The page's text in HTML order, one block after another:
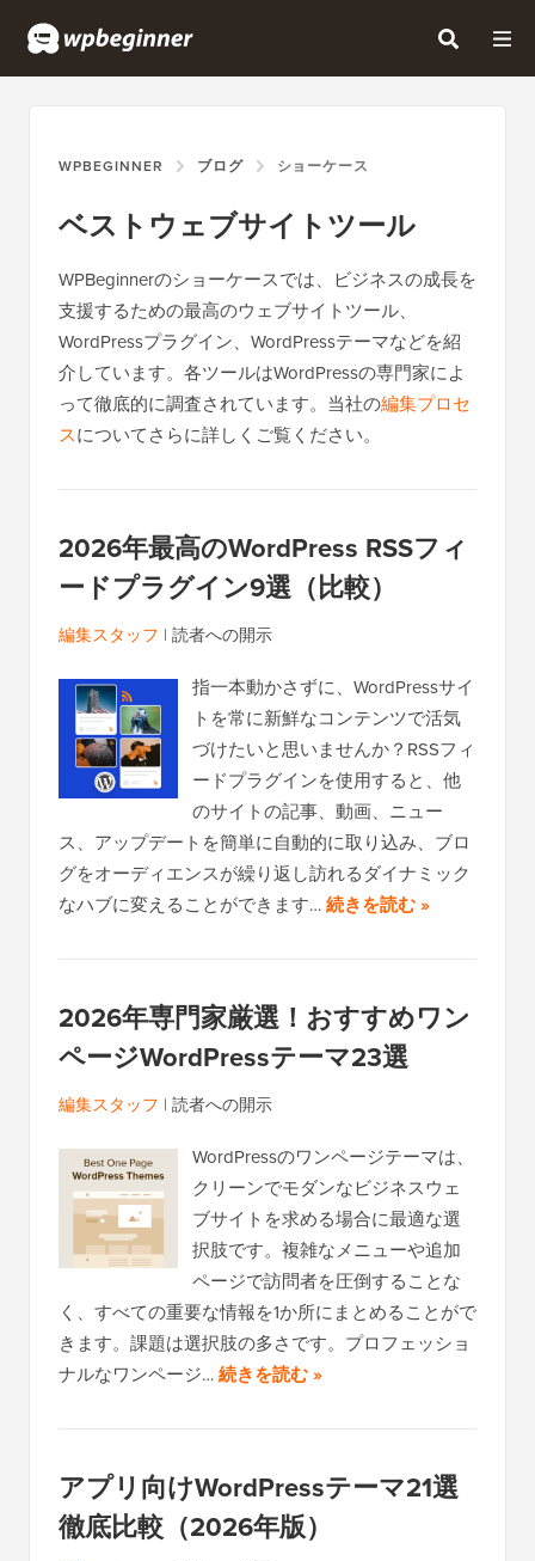
WPBEGINNER ブログ ショーケース
ベストウェブサイトツール
WPBeginnerのショーケースでは、ビジネスの成長を
支援するための最高のウェブサイトツール、
WordPressプラグイン、WordPressテーマなどを紹
介しています。各ツールはWordPressの専門家によ
って徹底的に調査されています。当社の編集プロセ
スについてさらに詳しくご覧ください。
2026年最高のWordPress RSSフィ
ードプラグイン9選（比較）
編集スタッフ | 読者への開示
指一本動かさずに、WordPressサイ
トを常に新鮮なコンテンツで活気
づけたいと思いませんか？RSSフィ
ードプラグインを使用すると、他
のサイトの記事、動画、ニュー
ス、アップデートを簡単に自動的に取り込み、ブロ
グをオーディエンスが繰り返し訪れるダイナミック
なハブに変えることができます…続きを読む »
2026年専門家厳選！おすすめワン
ページWordPressテーマ23選
編集スタッフ | 読者への開示
WordPressのワンページテーマは、
クリーンでモダンなビジネスウェ
ブサイトを求める場合に最適な選
択肢です。複雑なメニューや追加
ページで訪問者を圧倒することな
く、すべての重要な情報を1か所にまとめることがで
きます。課題は選択肢の多さです。プロフェッショ
ナルなワンページ…続きを読む »
アプリ向けWordPressテーマ21選
徹底比較（2026年版）